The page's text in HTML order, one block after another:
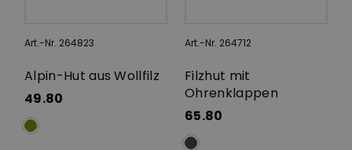
Art.-Nr. 264823
Alpin-Hut aus Wollfilz
49.80
Art.-Nr. 264712
Filzhut mit
Ohrenklappen
65.80